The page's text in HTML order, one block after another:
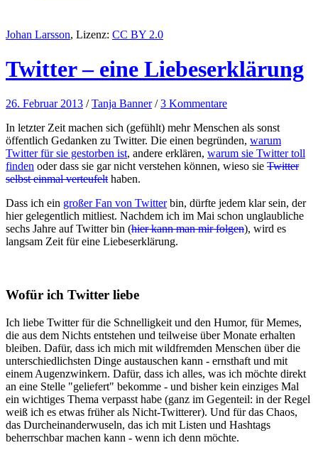
Johan Larsson, Lizenz: CC BY 2.0
Twitter – eine Liebeserklärung
26. Februar 2013 /Tanja Banner /3 Kommentare
In letzter Zeit machen sich (gefühlt) mehr Menschen als sonst
öffentlich Gedanken zu Twitter. Die einen begründen, warum
Twitter für sie gestorben ist, andere erklären, warum sie Twitter toll
finden oder dass sie gar nicht verstehen können, wieso sie Twitter
selbst einmal verteufelthaben.
Dass ich ein großer Fan von Twitterbin, dürfte jedem klar sein, der
hier gelegentlich mitliest. Nachdem ich im Mai schon unglaubliche
sechs Jahre auf Twitter bin (hier kann man mir folgen), wird es
langsam Zeit für eine Liebeserklärung.
Wofür ich Twitter liebe
Ich liebe Twitter für die Schnelligkeit und den Humor, für Memes,
die aus dem Nichts entstehen und teilweise über Monate erhalten
bleiben. Dafür, dass ich mich mit wildfremden Menschen über die
unterschiedlichsten Dinge austauschen kann - ernsthaft und mit
einem Augenzwinkern. Dafür, dass ich alles, was ich möchte direkt
an eine Stelle "geliefert" bekomme - und bisher kein einziges Mal
ein wichtiges Thema verpasst habe (ganz im Gegenteil: in der Regel
weiß ich es etwas früher als Nicht-Twitterer). Und für das Chaos,
das Durcheinanderwuseln, das ich mit Listen und Hashtags
beherrschbar machen kann - wenn ich denn möchte.